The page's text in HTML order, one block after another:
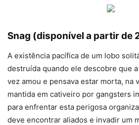
Snag (disponível a partir de
A existência pacífica de um lobo
destruída quando ele descobre que
vez amou e pensava estar morta, na
mantida em cativeiro por gangsters
para enfrentar esta perigosa
deve encontrar aliados e invadir um